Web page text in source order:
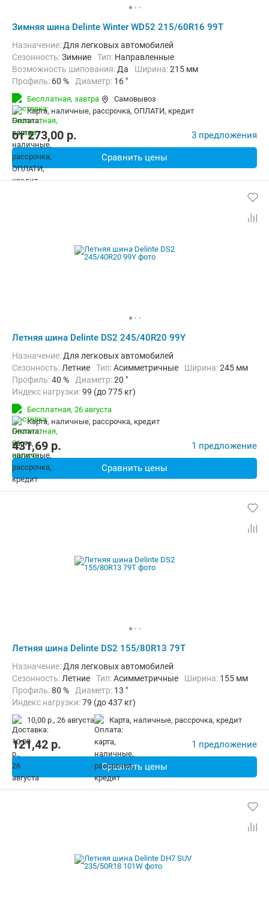
Зимняя шина Delinte Winter WD52 215/60R16 99T
Назначение: Для легковых автомобилей
Сезонность:Зимние Тип: Направленные
Возможность шипования: Да Ширина:215 мм
Профиль: 60 % Диаметр: 16 "
Индекс нагрузки:
Индекс скорости:
T (до 190 км/ч)
Бесплатная, завтра
Самовывоз
карта, наличные, рассрочка, ОПЛАТИ, кредит
от273,00 p. 3 предложения
Сравнить цены
Летняя шина Delinte DS2 245/40R20 99Y
Назначение: Для легковых автомобилей
Сезонность: Летние Тип:Асимметричные Ширина:245 мм
Профиль:40 % Диаметр:20 "
Индекс нагрузки:99 (до 775 кг)
Индекс скорости:
Бесплатная, 26 августа
карта, наличные, рассрочка, кредит
431,69 p. 1 предложение
Сравнить цены
Летняя шина Delinte DS2 155/80R13 79T
Назначение: Для легковых автомобилей
Сезонность: Летние Тип:Асимметричные Ширина: 155 мм
Профиль:80 % Диаметр: 13 "
Индекс нагрузки:79 (до 437 кг)
Индекс скорости:
T (до 190 км/ч)
10,00 р., 26 августа карта, наличные, рассрочка, кредит
121,42 p. 1 предложение
Сравнить цены